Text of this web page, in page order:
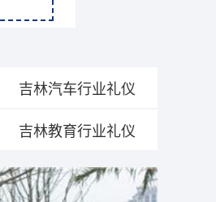
吉林汽车行业礼仪
吉林教育行业礼仪